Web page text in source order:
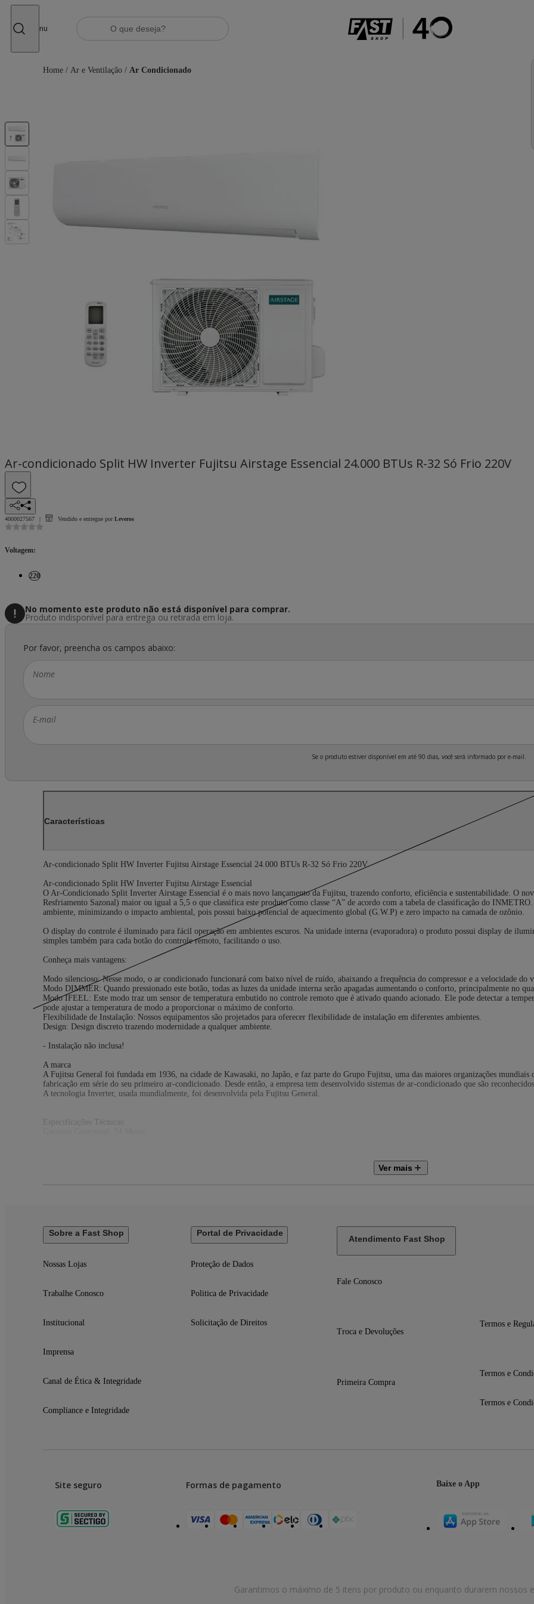
Menu
Home / Ar e Ventilação / Ar Condicionado
Ar-condicionado Split HW Inverter Fujitsu Airstage Essencial 24.000 BTUs R-32 Só Frio 220V
4000027567 Vendido e entregue por Leveros
Voltagem:
220
No momento este produto não está disponível para comprar.
Produto indisponível para entrega ou retirada em loja.
Por favor, preencha os campos abaixo:
Nome
E-mail
Se o produto estiver disponível em até 90 dias, você será informado por e-mail.
Características
Ar-condicionado Split HW Inverter Fujitsu Airstage Essencial 24.000 BTUs R-32 Só Frio 220V
Ar-condicionado Split HW Inverter Fujitsu Airstage Essencial
O Ar-Condicionado Split Inverter Airstage Essencial é o mais novo lançamento da Fujitsu, trazendo conforto, eficiência e sustentabilidade. O
Resfriamento Sazonal) maior ou igual a 5,5 o que classifica este produto como classe “A” de acordo com a tabela de classificação do
ambiente, minimizando o impacto ambiental, pois possui baixo potencial de aquecimento global (G.W.P) e zero impacto na camada de ozônio.
O display do controle é iluminado para fácil operação em ambientes escuros. Na unidade interna (evaporadora) o produto possui display de
simples também para cada botão do controle remoto, facilitando o uso.
Conheça mais vantagens:
Modo silencioso: Nesse modo, o ar condicionado funcionará com baixo nível de ruído, abaixando a frequência do compressor e a velocidade do
Modo DIMMER: Quando pressionado este botão, todas as luzes da unidade interna serão apagadas aumentando o conforto, principalmente no
Modo IFEEL: Este modo traz um sensor de temperatura embutido no controle remoto que é ativado quando acionado. Ele pode detectar a
pode ajustar a temperatura de modo a proporcionar o máximo de conforto.
Flexibilidade de Instalação: Nossos equipamentos são projetados para oferecer flexibilidade de instalação em diferentes ambientes.
Design: Design discreto trazendo modernidade a qualquer ambiente.
- Instalação não inclusa!
A marca
A Fujitsu General foi fundada em 1936, na cidade de Kawasaki, no Japão, e faz parte do Grupo Fujitsu, uma das maiores organizações
fabricação em série do seu primeiro ar-condicionado. Desde então, a empresa tem desenvolvido sistemas de ar-condicionado que são
A tecnologia Inverter, usada mundialmente, foi desenvolvida pela Fujitsu General.
Especificações Técnicas:
Unidade Interna Evaporadora (Sem Embalagem) (LxAxP mm): 1140x315x235
Peso Líquido Unidade Interna (kg): 14
Número de Itens: 2
Nível de Ruído Unidade Interna (dBa): 41
itens inclusos:
Ver mais
Sobre a Fast Shop
Nossas Lojas
Trabalhe Conosco
Institucional
Imprensa
Canal de Ética & Integridade
Compliance e Integridade
Portal de Privacidade
Proteção de Dados
Politica de Privacidade
Solicitação de Direitos
Atendimento Fast Shop
Fale Conosco
Troca e Devoluções
Primeira Compra
Termos e
Termos e
Termos e
Site seguro Formas de pagamento Baixe o App
Garantimos o máximo de 5 itens por produto ou enquanto durarem nossos